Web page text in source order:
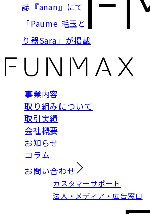
事業内容
取り組みについて
取引実績
会社概要
お知らせ
コラム
お問い合わせ
カスタマーサポート
法人・メディア・広告窓口
誌『anan』にて
「Paume 毛玉と
り器Sara」が掲載